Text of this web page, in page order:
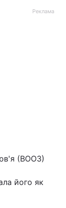
Реклама
(ВООЗ)
його як